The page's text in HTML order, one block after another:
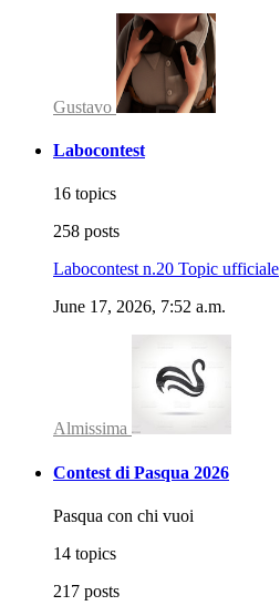
Gustavo
Labocontest
16 topics
258 posts
Labocontest n.20 Topic ufficiale
June 17, 2026, 7:52 a.m.
Almissima
Contest di Pasqua 2026
Pasqua con chi vuoi
14 topics
217 posts